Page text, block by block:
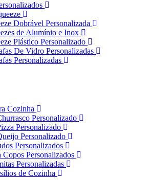
Dobrável Personalizada
de Alumínio e Inox
Plástico Personalizado
De Vidro Personalizadas
Personalizadas
Cozinha
Personalizado
Personalizado
Personalizado
Personalizados
Copos Personalizados
Personalizadas
de Cozinha